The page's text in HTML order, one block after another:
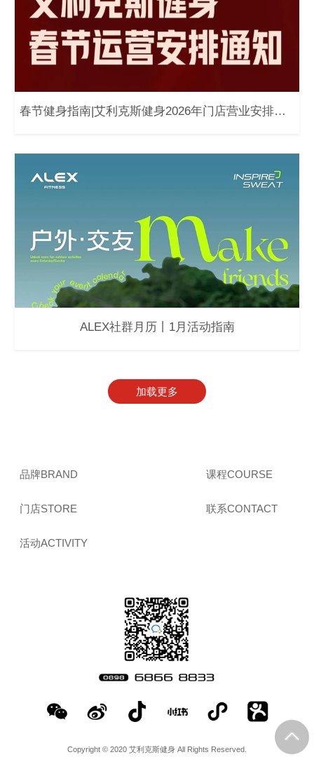
春节健身指南|艾利克斯健身2026年门店营业安排通知
ALEX社群月历丨1月活动指南
加载更多
品牌BRAND
门店STORE
活动ACTIVITY
课程COURSE
联系CONTACT
Copyright © 2020 艾利克斯健身 All Rights Reserved.